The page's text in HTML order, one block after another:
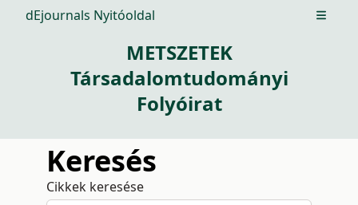
dEjournals Nyitóoldal Open
METSZETEK
Társadalomtudományi
Folyóirat
Keresés
Cikkek keresése